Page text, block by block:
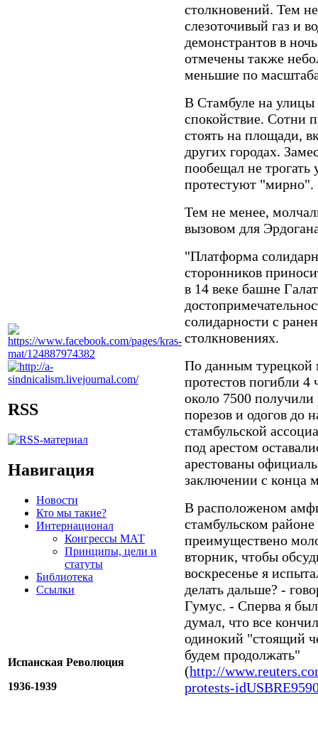
RSS
Навигация
Новости
Кто мы такие?
Интернационал
Конгрессы МАТ
Принципы, цели и
статуты
Библиотека
Ссылки
Испанская Революция
1936-1939
столкновений. Тем
слезоточивый газ и
демонстрантов в
отмечены также
меньшие по
В Стамбуле на улицы
спокойствие. Сотни
стоять на площади,
других городах.
пообещал не трогать
протестуют "мирно".
Тем не менее,
вызовом для
"Платформа
сторонников
в 14 веке башне
солидарности с
столкновениях.
По данным турецкой
протестов погибли 4
около 7500
порезов и одогов до
стамбульской
под арестом
арестованы
заключении с конца
В расположеном
стамбульском
преимуществено
вторник, чтобы
воскресенье я
делать дальше? -
Гумус. - Сперва я
думал, что все
одинокий "стоящий
будем продолжать"
(http://
protests-